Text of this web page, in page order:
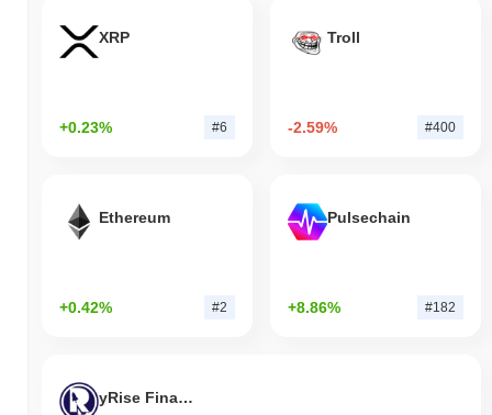
XRP
+0.23% #6
Troll
-2.59% #400
Ethereum
+0.42% #2
Pulsechain
+8.86% #182
yRise Finance